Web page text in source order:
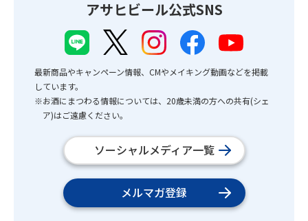
アサヒビール公式SNS
最新商品やキャンペーン情報、CMやメイキング動画などを掲載
しています。
※お酒にまつわる情報については、20歳未満の方への共有(シェ
ア)はご遠慮ください。
ソーシャルメディア一覧
メルマガ登録